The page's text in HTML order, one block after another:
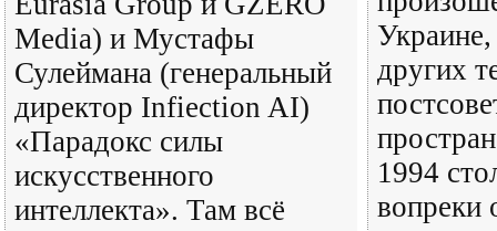
Media) и Мустафы
Сулеймана (генеральный
директор Infiection AI)
«Парадокс силы
искусственного
интеллекта». Там всё
других
1994
вопреки